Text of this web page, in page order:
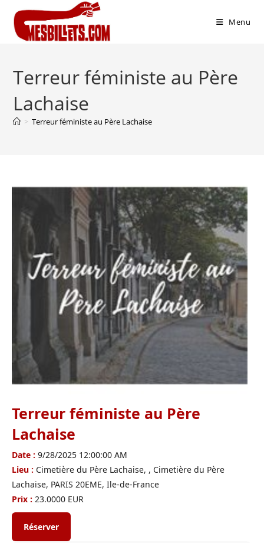
Menu
Terreur féministe au Père
Lachaise
> Terreur féministe au Père Lachaise
Terreur féministe au Père
Lachaise
Date : 9/28/2025 12:00:00 AM
Lieu : Cimetière du Père Lachaise, , Cimetière du Père
Lachaise, PARIS 20EME, Ile-de-France
Prix : 23.0000 EUR
Réserver